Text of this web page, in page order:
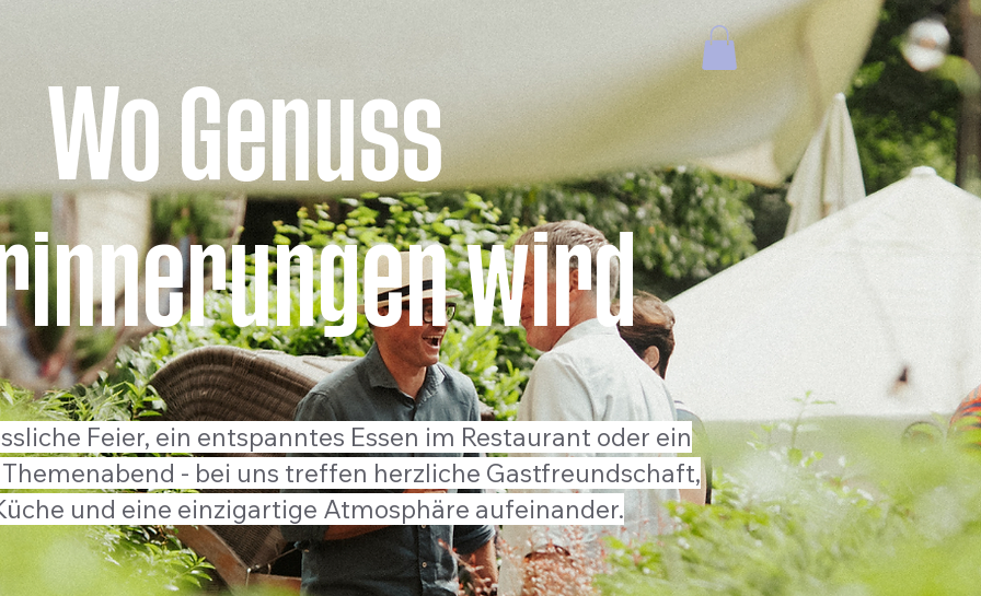
Wo Genuss
wird
Feier, ein entspanntes Essen im Restaurant oder ein
- bei uns treffen herzliche Gastfreundschaft,
und eine einzigartige Atmosphäre aufeinander.